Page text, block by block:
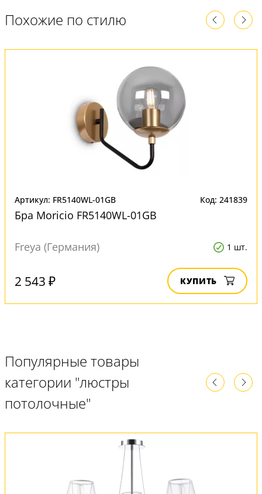
Похожие по стилю
Артикул: FR5140WL-01GB Код: 241839
Бра Moricio FR5140WL-01GB
Freya (Германия) 1 шт.
2 543 ₽ КУПИТЬ
Популярные товары
категории "люстры
потолочные"